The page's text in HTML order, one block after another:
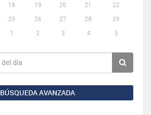
18 19 20 21
22
25 26 27 28
29
1 2 3 4 5
BÚSQUEDA AVANZADA